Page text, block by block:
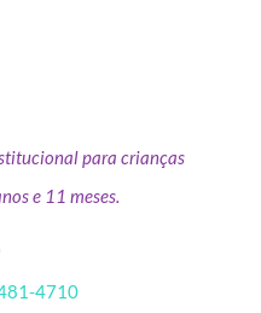
para crianças
e 11 meses.
4710